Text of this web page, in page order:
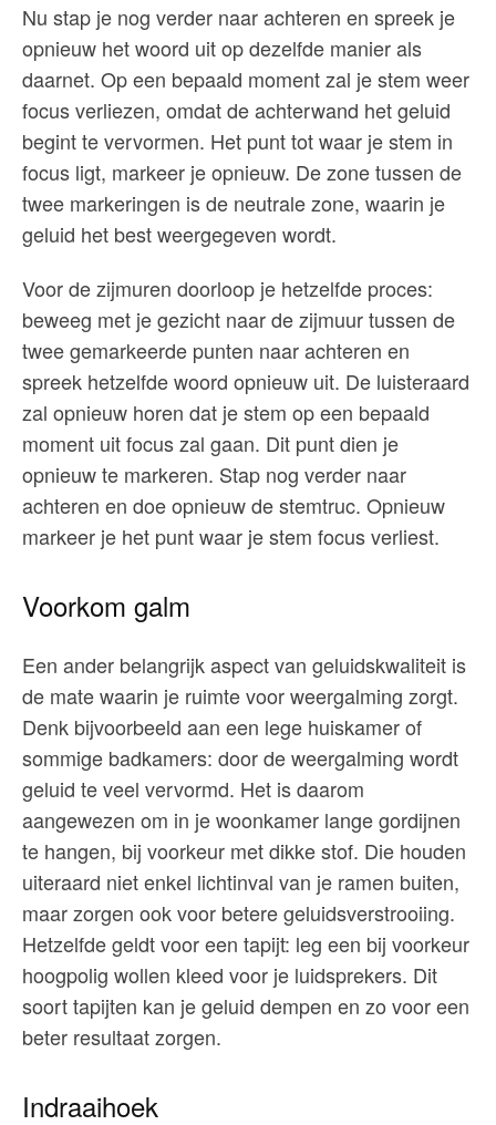
Nu stap je nog verder naar achteren en spreek je
opnieuw het woord uit op dezelfde manier als
daarnet. Op een bepaald moment zal je stem weer
focus verliezen, omdat de achterwand het geluid
begint te vervormen. Het punt tot waar je stem in
focus ligt, markeer je opnieuw. De zone tussen de
twee markeringen is de neutrale zone, waarin je
geluid het best weergegeven wordt.
Voor de zijmuren doorloop je hetzelfde proces:
beweeg met je gezicht naar de zijmuur tussen de
twee gemarkeerde punten naar achteren en
spreek hetzelfde woord opnieuw uit. De luisteraard
zal opnieuw horen dat je stem op een bepaald
moment uit focus zal gaan. Dit punt dien je
opnieuw te markeren. Stap nog verder naar
achteren en doe opnieuw de stemtruc. Opnieuw
markeer je het punt waar je stem focus verliest.
Voorkom galm
Een ander belangrijk aspect van geluidskwaliteit is
de mate waarin je ruimte voor weergalming zorgt.
Denk bijvoorbeeld aan een lege huiskamer of
sommige badkamers: door de weergalming wordt
geluid te veel vervormd. Het is daarom
aangewezen om in je woonkamer lange gordijnen
te hangen, bij voorkeur met dikke stof. Die houden
uiteraard niet enkel lichtinval van je ramen buiten,
maar zorgen ook voor betere geluidsverstrooiing.
Hetzelfde geldt voor een tapijt: leg een bij voorkeur
hoogpolig wollen kleed voor je luidsprekers. Dit
soort tapijten kan je geluid dempen en zo voor een
beter resultaat zorgen.
Indraaihoek